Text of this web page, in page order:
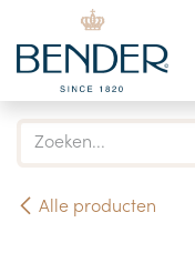
Overslaan naar inhoud
Alle producten